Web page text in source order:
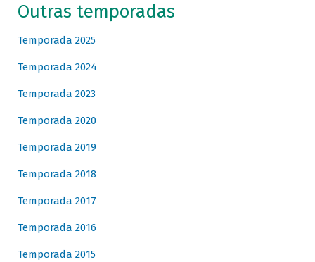
Outras temporadas
Temporada 2025
Temporada 2024
Temporada 2023
Temporada 2020
Temporada 2019
Temporada 2018
Temporada 2017
Temporada 2016
Temporada 2015